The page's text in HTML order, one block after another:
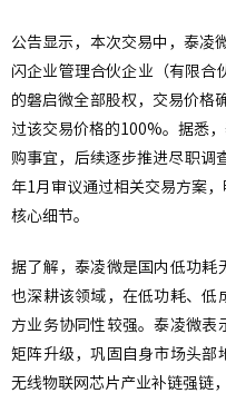
公告显示，本次交易中，泰凌
闪企业管理合伙企业（有限合
的磐启微全部股权，交易价格
过该交易价格的100%。据悉
购事宜，后续逐步推进尽职调
年1月审议通过相关交易方案
核心细节。
据了解，泰凌微是国内低功耗
也深耕该领域，在低功耗、低
方业务协同性较强。泰凌微表
矩阵升级，巩固自身市场头部
无线物联网芯片产业补链强链